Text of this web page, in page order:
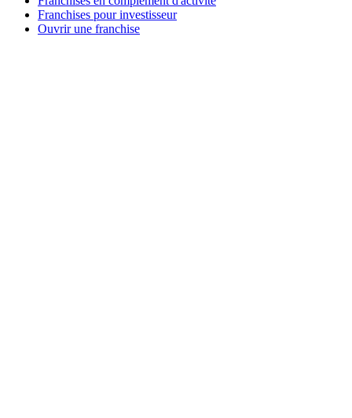
Franchises pour investisseur
Ouvrir une franchise